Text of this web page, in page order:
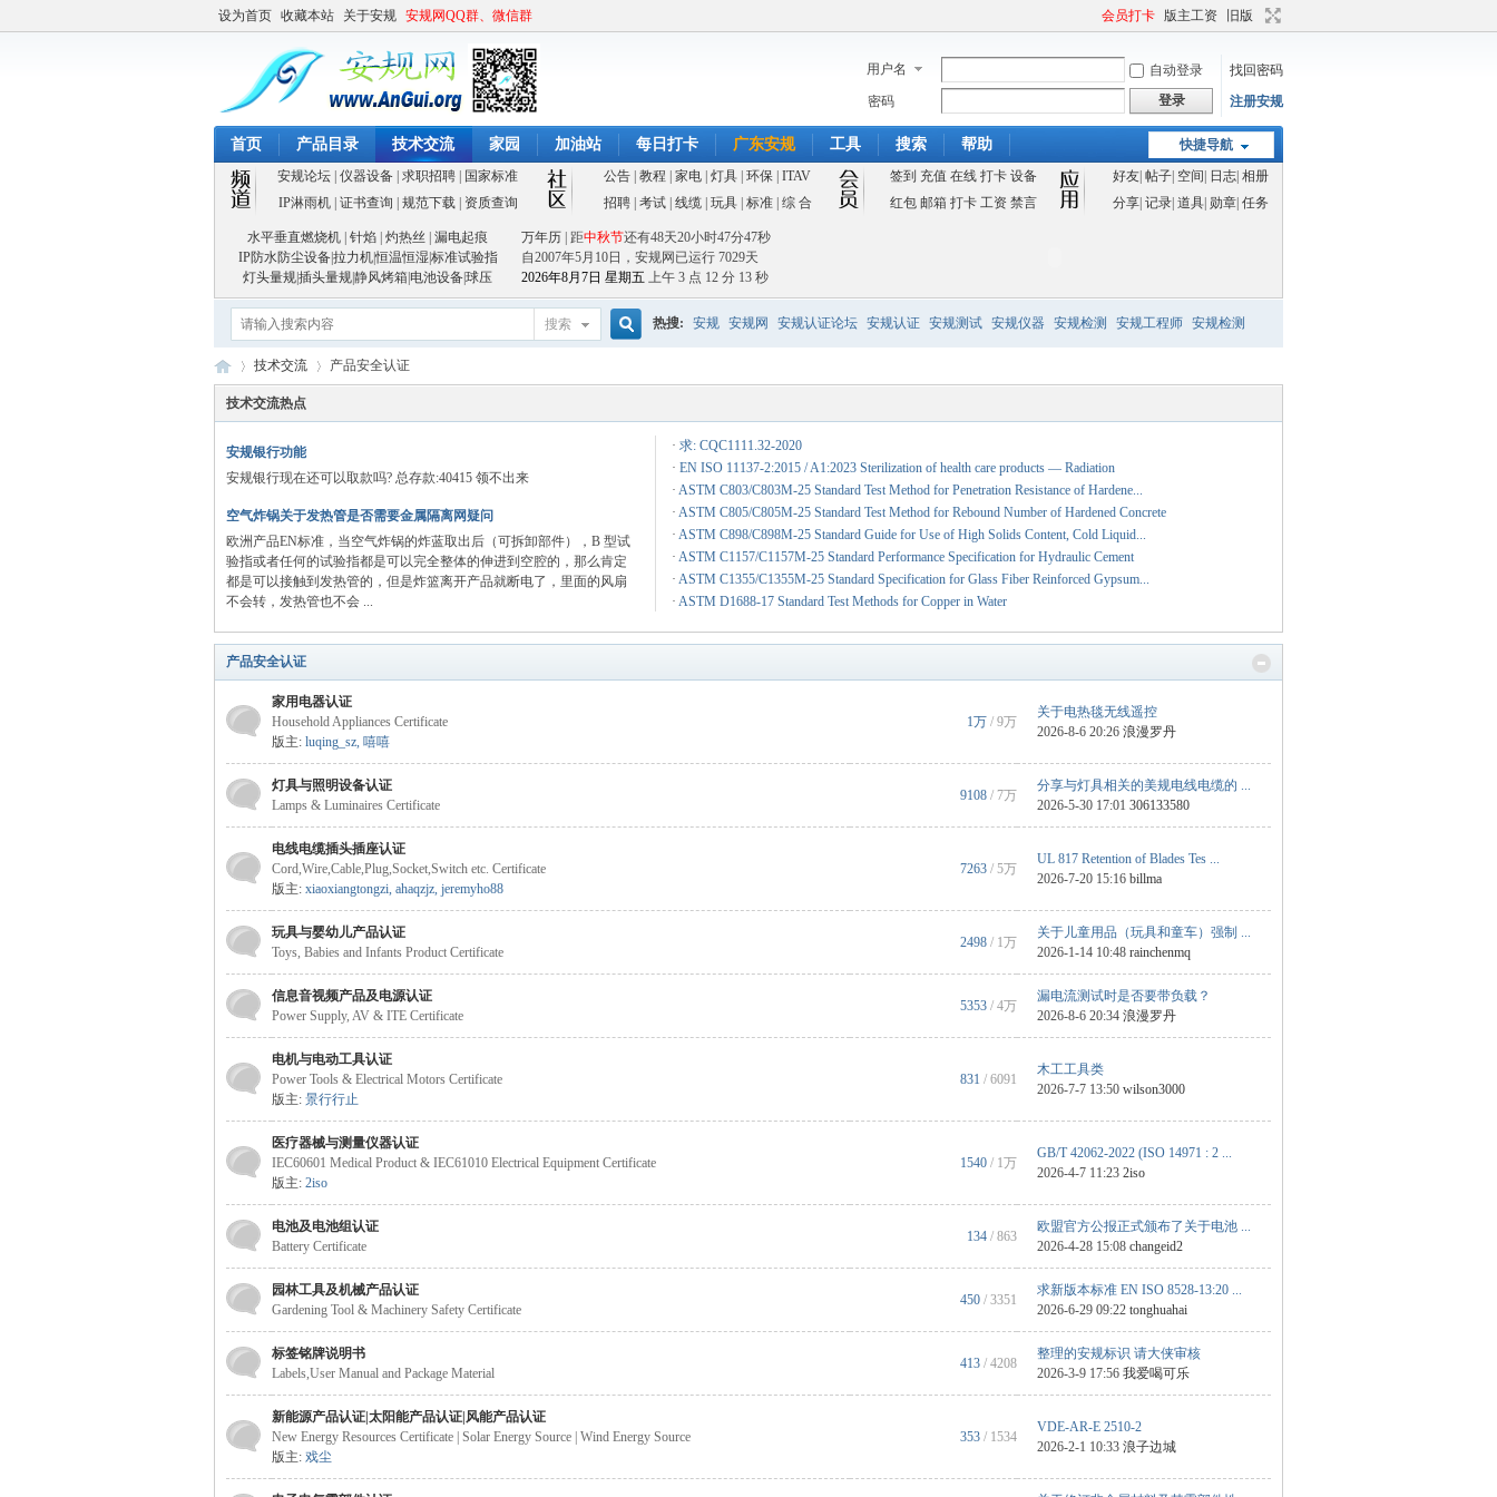
设为首页 收藏本站 关于安规 安规网QQ群、微信群 会员打卡 版主工资 旧版
用户名 自动登录
找回密码
密码
登录 注册安规
快捷导航
首页 产品目录 技术交流 家园 加油站 每日打卡 广东安规 工具 搜索 帮助
安规论坛 仪器设备 求职招聘 国家标准 公告 教程 家电 灯具 环保 ITAV 签到 充值 在线 打卡 设备 好友| 帖子| 空间 日志| 相册
IP淋雨机| 证书查询 规范下载| 资质查询 招聘| 考试| 线缆| 玩具| 标准| 综 合 红包 邮箱 打卡 工资 禁言 分享| 记录| 道具| 勋章| 任务
水平垂直燃烧机 针焰 灼热丝
漏电起痕
IP防水防尘设备|拉力机|恒温恒湿|标准试验指
灯头量规插头量规静风烤箱 电池设备球压
万年历 | 距中秋节还有48天20小时47分46秒
自2007年5月10日，安规网已运行 7029天
2026年8月7日 星期五 上午 3 点 12 分 14 秒
搜索 热搜: 安规 安规网 安规认证论坛 安规认证 安规测试 安规仪器 安规检测 安规工程师 安规检测
安
规
网
»
技术交流 产品安全认证
技术交流热点
安规银行功能
安规银行现在还可以取款吗? 总存款:40415 领不出来
空气炸锅关于发热管是否需要金属隔离网疑问
欧洲产品EN标准，当空气炸锅的炸蓝取出后（可拆卸部件），B 型试
验指或者任何的试验指都是可以完全整体的伸进到空腔的，那么肯定
都是可以接触到发热管的，但是炸篮离开产品就断电了，里面的风扇
不会转，发热管也不会 ...
· 求: CQC1111.32-2020
· EN ISO 11137-2:2015 / A1:2023 Sterilization of health care products — Radiation
· ASTM C803/C803M-25 Standard Test Method for Penetration Resistance of Hardene...
· ASTM C805/C805M-25 Standard Test Method for Rebound Number of Hardened Concrete
· ASTM C898/C898M-25 Standard Guide for Use of High Solids Content, Cold Liquid...
· ASTM C1157/C1157M-25 Standard Performance Specification for Hydraulic Cement
· ASTM C1355/C1355M-25 Standard Specification for Glass Fiber Reinforced Gypsum...
· ASTM D1688-17 Standard Test Methods for Copper in Water
产品安全认证
家用电器认证
Household Appliances Certificate
版主: luqing_sz, 嘻嘻
1万 / 9万
关于电热毯无线遥控
2026-8-6 20:26 浪漫罗丹
灯具与照明设备认证
Lamps & Luminaires Certificate
9108 / 7万
分享与灯具相关的美规电线电缆的 ...
2026-5-30 17:01 306133580
电线电缆插头插座认证
Cord,Wire,Cable,Plug,Socket,Switch etc. Certificate
版主: xiaoxiangtongzi, ahaqzjz, jeremyho88
7263 / 5万
UL 817 Retention of Blades Tes ...
2026-7-20 15:16 billma
玩具与婴幼儿产品认证
Toys, Babies and Infants Product Certificate
2498 / 1万
关于儿童用品（玩具和童车）强制 ...
2026-1-14 10:48 rainchenmq
信息音视频产品及电源认证
Power Supply, AV & ITE Certificate
5353 / 4万
漏电流测试时是否要带负载？
2026-8-6 20:34 浪漫罗丹
电机与电动工具认证
Power Tools & Electrical Motors Certificate
版主: 景行行止
831 / 6091
木工工具类
2026-7-7 13:50 wilson3000
医疗器械与测量仪器认证
IEC60601 Medical Product & IEC61010 Electrical Equipment Certificate
版主: 2iso
1540 / 1万
GB/T 42062-2022 (ISO 14971 : 2 ...
2026-4-7 11:23 2iso
电池及电池组认证
Battery Certificate
134 / 863
欧盟官方公报正式颁布了关于电池 ...
2026-4-28 15:08 changeid2
园林工具及机械产品认证
Gardening Tool & Machinery Safety Certificate
450 / 3351
求新版本标准 EN ISO 8528-13:20 ...
2026-6-29 09:22 tonghuahai
标签铭牌说明书
Labels,User Manual and Package Material
413 / 4208
整理的安规标识 请大侠审核
2026-3-9 17:56 我爱喝可乐
新能源产品认证|太阳能产品认证|风能产品认证
New Energy Resources Certificate | Solar Energy Source | Wind Energy Source
版主: 戏尘
353 / 1534
VDE-AR-E 2510-2
2026-2-1 10:33 浪子边城